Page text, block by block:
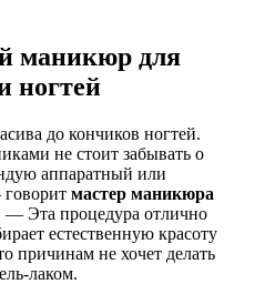
маникюр для
ногтей
до кончиков ногтей.
не стоит забывать о
аппаратный или
мастер маникюра
— Эта процедура отлично
естественную красоту
причинам не хочет делать
лаком.